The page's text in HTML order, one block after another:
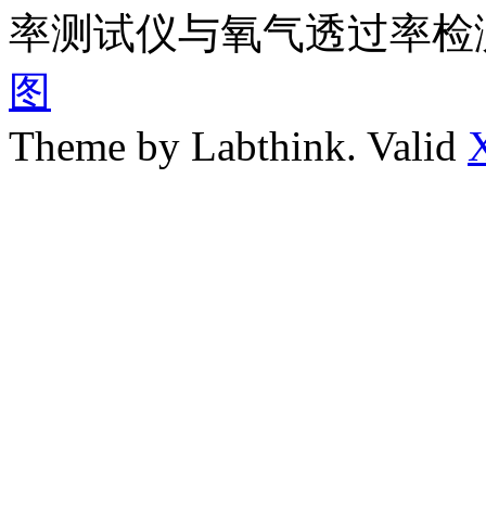
率测试仪与氧气透过率
图
Theme by Labthink. Valid